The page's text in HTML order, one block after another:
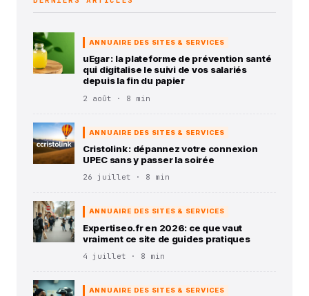
ANNUAIRE DES SITES & SERVICES
uEgar : la plateforme de prévention santé
qui digitalise le suivi de vos salariés
depuis la fin du papier
2 août · 8 min
ANNUAIRE DES SITES & SERVICES
Cristolink : dépannez votre connexion
UPEC sans y passer la soirée
26 juillet · 8 min
ANNUAIRE DES SITES & SERVICES
Expertiseo.fr en 2026: ce que vaut
vraiment ce site de guides pratiques
4 juillet · 8 min
ANNUAIRE DES SITES & SERVICES